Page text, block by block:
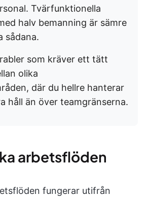
Tvärfunktionella
halv bemanning är sämre
sådana.
som kräver ett tätt
olika
där du hellre hanterar
håll än över teamgränserna.
arbetsflöden
fungerar utifrån